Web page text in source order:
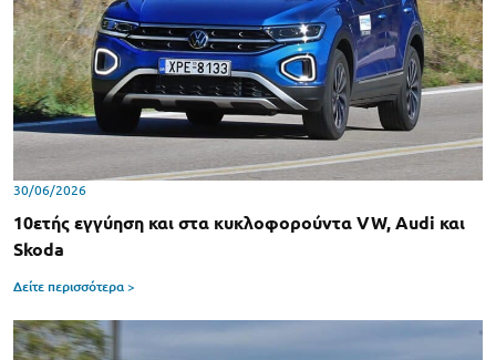
30/06/2026
10ετής εγγύηση και στα κυκλοφορούντα VW, Audi και
Skoda
Δείτε περισσότερα >